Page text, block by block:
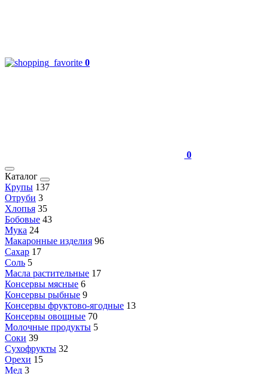
0
0
Каталог
Крупы 137
Отруби 3
Хлопья 35
Бобовые 43
Мука 24
Макаронные изделия 96
Сахар 17
Соль 5
Масла растительные 17
Консервы мясные 6
Консервы рыбные 9
Консервы фруктово-ягодные 13
Консервы овощные 70
Молочные продукты 5
Соки 39
Сухофрукты 32
Орехи 15
Мед 3